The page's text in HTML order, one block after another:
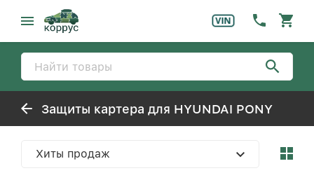
Защиты картера для HYUNDAI PONY
Хиты продаж